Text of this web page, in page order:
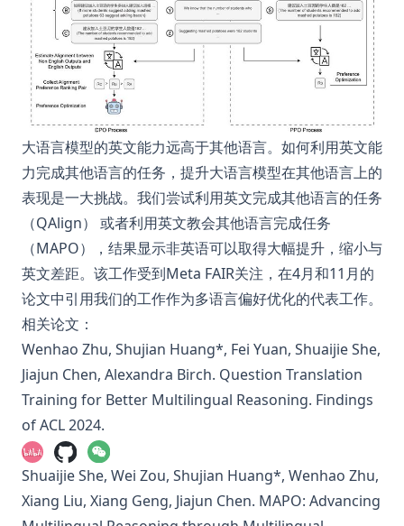
大语言模型的英文能力远高于其他语言。如何利用英文能
力完成其他语言的任务，提升大语言模型在其他语言上的
表现是一大挑战。我们尝试利用英文完成其他语言的任务
（QAlign） 或者利用英文教会其他语言完成任务
（MAPO），结果显示非英语可以取得大幅提升，缩小与
英文差距。该工作受到Meta FAIR关注，在4月和11月的
论文中引用我们的工作作为多语言偏好优化的代表工作。
相关论文：
Wenhao Zhu, Shujian Huang*, Fei Yuan, Shuaijie She,
Jiajun Chen, Alexandra Birch. Question Translation
Training for Better Multilingual Reasoning. Findings
of ACL 2024.
Shuaijie She, Wei Zou, Shujian Huang*, Wenhao Zhu,
Xiang Liu, Xiang Geng, Jiajun Chen. MAPO: Advancing